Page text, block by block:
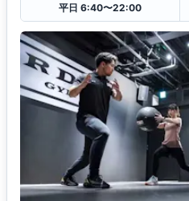
平日 6:40〜22:00